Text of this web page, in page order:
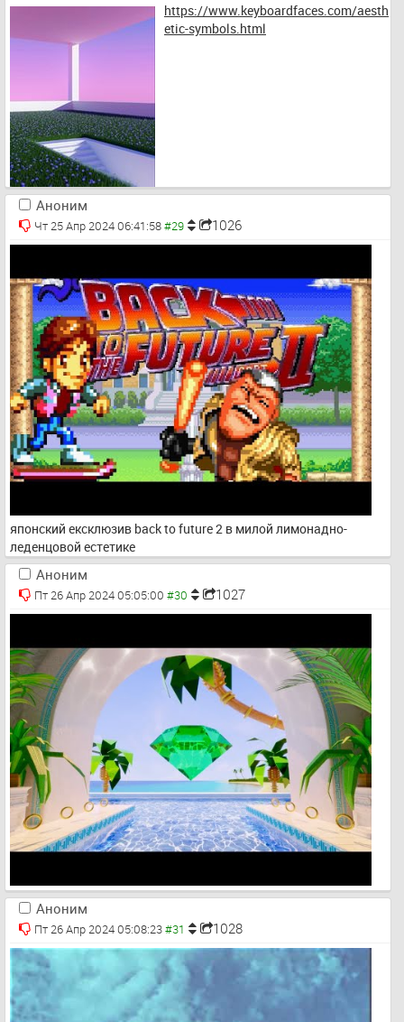
https://www.keyboardfaces.com/aesth
etic-symbols.html
Аноним
Чт 25 Апр 2024 06:41:58 1026
японский ексклюзив back to future 2 в милой лимонадно-
леденцовой естетике
Аноним
Пт 26 Апр 2024 05:05:00 1027
Аноним
Пт 26 Апр 2024 05:08:23 1028